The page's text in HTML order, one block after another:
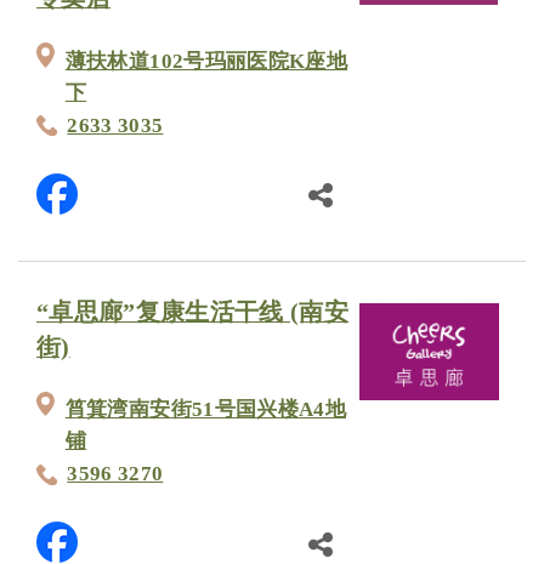
薄扶林道102号玛丽医院K座地
下
2633 3035
“卓思廊”复康生活干线 (南安
街)
筲箕湾南安街51号国兴楼A4地
铺
3596 3270